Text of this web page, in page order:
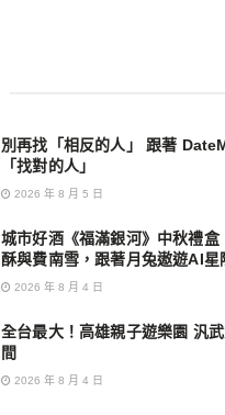
別再找「相反的人」 跟著
「找對的人」
2026 年 8 月 5 日
城市好酒《福滿銀河》中秋禮盒
酥與費南雪，跟著月兔遨遊AI星
2026 年 8 月 4 日
全台最大！高雄親子遊樂園 汎
間
2026 年 8 月 4 日